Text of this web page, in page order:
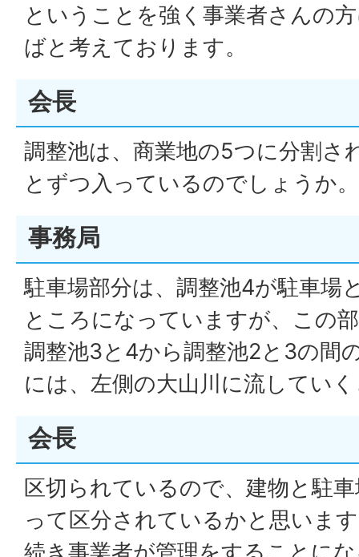
ということを強く事業者さんの
ばと考えております。
会長
調整池は、商業地の5つに分割さ
とずつ入っているのでしょうか。
事務局
駐車場部分は、調整池4が駐車場
ところになっていますが、この
調整池3と4から調整池2と3の間
には、左側の大山川に流してい
会長
区切られているので、建物と駐
って区分されているかと思いま
続き事業者が管理をすることに